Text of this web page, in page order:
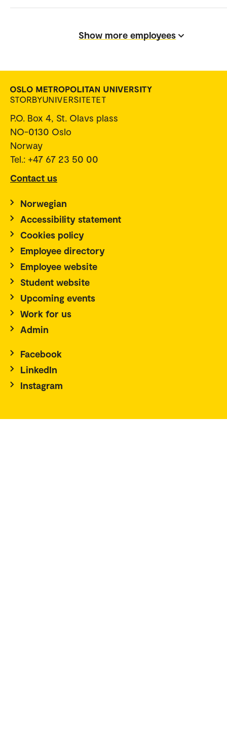
Show more employees
P.O. Box 4, St. Olavs plass
NO-0130 Oslo
Norway
Tel.: +47 67 23 50 00
Contact us
Norwegian
Accessibility statement
Cookies policy
Employee directory
Employee website
Student website
Upcoming events
Work for us
Admin
Facebook
LinkedIn
Instagram